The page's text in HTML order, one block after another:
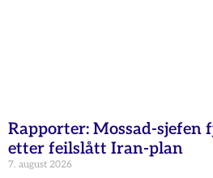
Rapporter: Mossad-sjefen
etter feilslått Iran-plan
7. august 2026